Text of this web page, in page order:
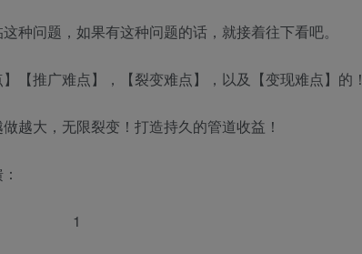
种问题，如果有这种问题的话，就接着往下看吧。
【推广难点】，【裂变难点】，以及【变现难点】的！
越大，无限裂变！打造持久的管道收益！
1